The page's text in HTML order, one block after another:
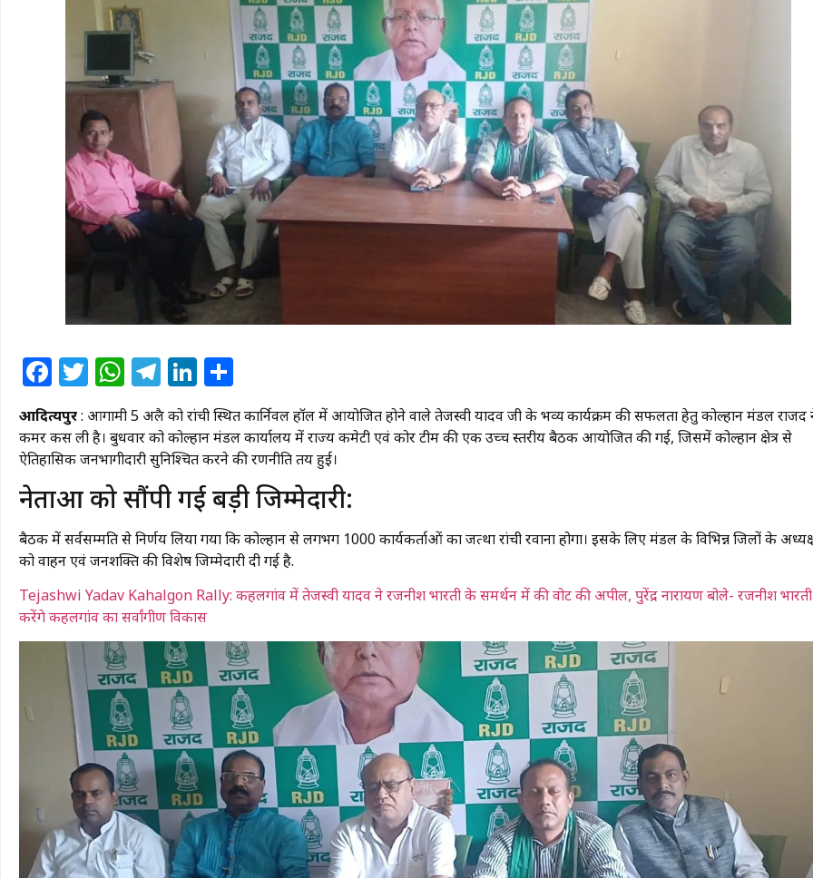
Facebook
Twitter
WhatsApp
Telegram
LinkedIn
आदित्यपुर: आगामी 5 अप्रैल को रांची स्थित कार्निवल हॉल में आयोजित होने वाले तेजस्वी यादव जी के भव्य कार्यक्रम की सफलता हेतु कोल्हान प्रमंडल राजद
कमर कस ली है। बुधवार को कोल्हान प्रमंडल कार्यालय में राज्य कमेटी एवं कोर टीम की एक उच्च स्तरीय बैठक आयोजित की गई, जिसमें कोल्हान क्षेत्र से
ऐतिहासिक जनभागीदारी सुनिश्चित करने की रणनीति तय हुई।
​नेताओं को सौंपी गई बड़ी जिम्मेदारी:
बैठक में सर्वसम्मति से निर्णय लिया गया कि कोल्हान से लगभग 1000 कार्यकर्ताओं का जत्था रांची रवाना होगा। इसके लिए प्रमंडल के विभिन्न जिलों के
को वाहन एवं जनशक्ति की विशेष जिम्मेदारी दी गई है.
Tejashwi Yadav Kahalgon Rally: कहलगांव में तेजस्वी यादव ने रजनीश भारती के समर्थन में की वोट की अपील, पुरेंद्र नारायण बोले- रजनीश भारती
करेंगे कहलगांव का सर्वांगीण विकास